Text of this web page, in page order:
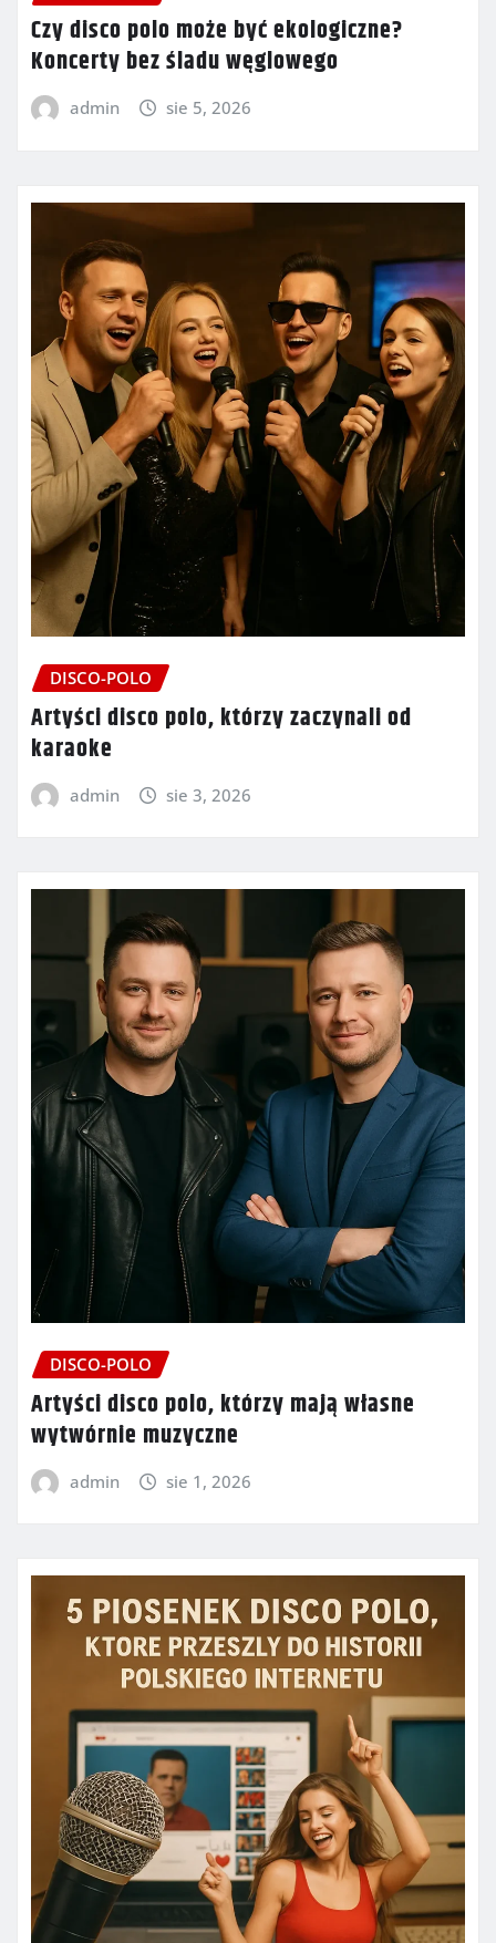
Czy disco polo może być ekologiczne?
Koncerty bez śladu węglowego
admin sie 5, 2026
DISCO-POLO
Artyści disco polo, którzy zaczynali od
karaoke
admin sie 3, 2026
DISCO-POLO
Artyści disco polo, którzy mają własne
wytwórnie muzyczne
admin sie 1, 2026